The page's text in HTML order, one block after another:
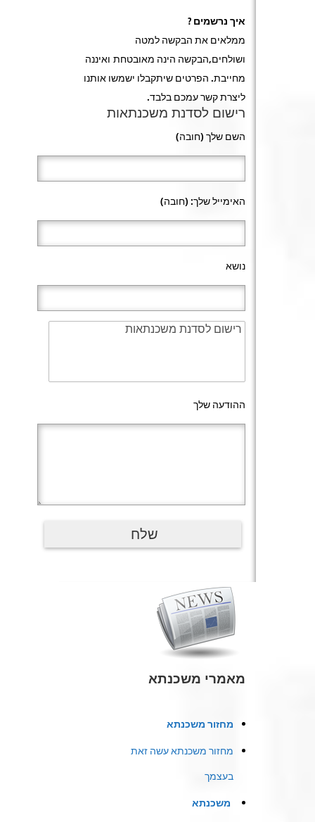
איך נרשמים ?
ממלאים את הבקשה למטה
ושולחים,הבקשה הינה מאובטחת ואיננה
מחייבת. הפרטים שיתקבלו ישמשו אותנו
ליצרת קשר עמכם בלבד.
רישום לסדנת משכנתאות
השם שלך (חובה)
האימייל שלך: (חובה)
נושא
ההודעה שלך
מאמרי משכנתא
מחזור משכנתא
מחזור משכנתא עשה זאת
בעצמך
משכנתא